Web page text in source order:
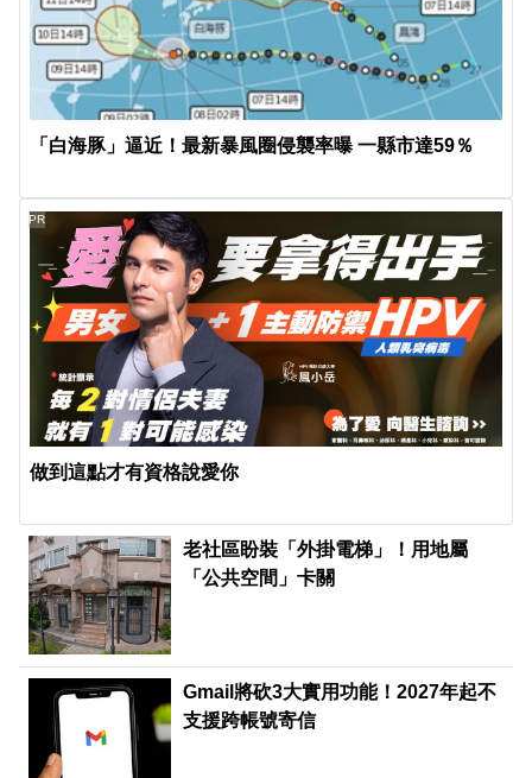
「白海豚」逼近！最新暴風圈侵襲率曝 一縣市達59％
做到這點才有資格說愛你
PR
老社區盼裝「外掛電梯」！用地屬
「公共空間」卡關
Gmail將砍3大實用功能！2027年起不
支援跨帳號寄信